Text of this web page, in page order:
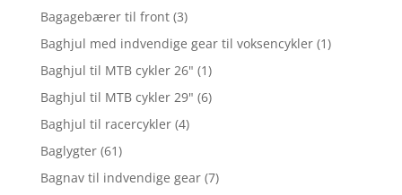
Bagagebærer til front (3)
Baghjul med indvendige gear til voksencykler (1)
Baghjul til MTB cykler 26" (1)
Baghjul til MTB cykler 29" (6)
Baghjul til racercykler (4)
Baglygter (61)
Bagnav til indvendige gear (7)